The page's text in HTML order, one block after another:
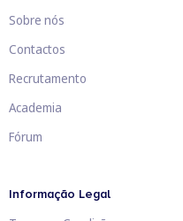
Sobre nós
Contactos
Recrutamento
Academia
Fórum
Informação Legal